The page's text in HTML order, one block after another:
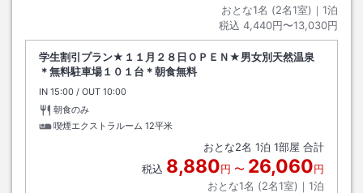
おとな1名 (2名1室)｜ 1泊
税込 4,440円〜13,030円
学生割引プラン★１１月２８日ＯＰＥＮ★男女別天然温泉
＊無料駐車場１０１台＊朝食無料
IN チェックイン
15:00 / OUT チェックアウト
10:00
朝食のみ
喫煙エクストラルーム 12平米
おとな2名 1泊 1部屋 合計
税込 8,880円 〜 26,060円
おとな1名 (2名1室)｜ 1泊